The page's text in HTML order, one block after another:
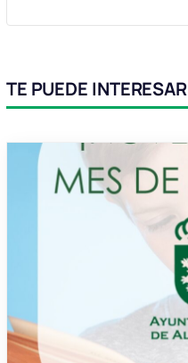
TE PUEDE INTERESAR